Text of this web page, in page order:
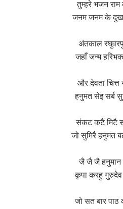
तुम्हरे भजन राम
जनम जनम के दुख
अंतकाल
जहाँ जन्म
और देवता चित्त
हनुमत सेइ सर्ब
संकट कटै मिटै
जो सुमिरै हनुमत
जै जै जै हनुमान
कृपा करहु गुरुदेव
जो सत बार पाठ